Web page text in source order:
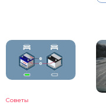
Советы